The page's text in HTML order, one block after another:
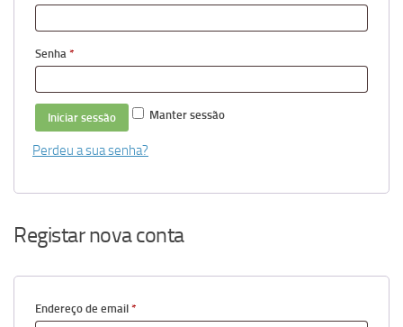
Senha *
Manter sessão
Iniciar sessão
Perdeu a sua senha?
Registar nova conta
Endereço de email *